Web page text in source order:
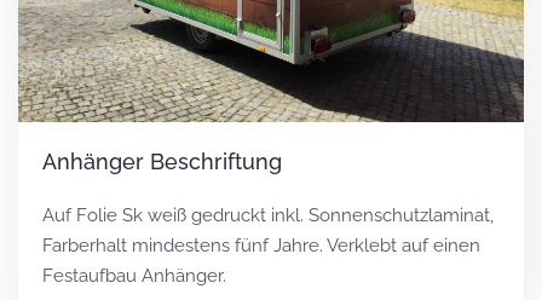
Anhänger Beschriftung
Auf Folie Sk weiß gedruckt inkl. Sonnenschutzlaminat,
Farberhalt mindestens fünf Jahre. Verklebt auf einen
Festaufbau Anhänger.